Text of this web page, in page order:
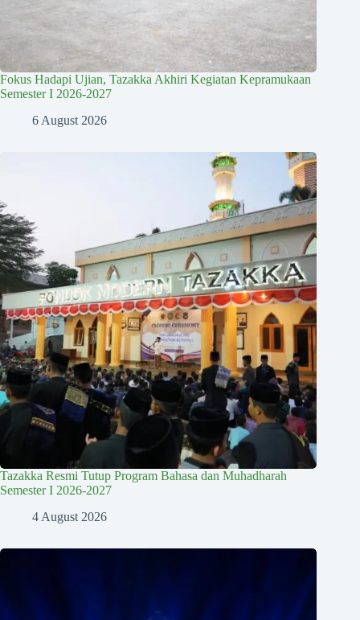
Fokus Hadapi Ujian, Tazakka Akhiri Kegiatan Kepramukaan
Semester I 2026-2027
6 August 2026
Tazakka Resmi Tutup Program Bahasa dan Muhadharah
Semester I 2026-2027
4 August 2026